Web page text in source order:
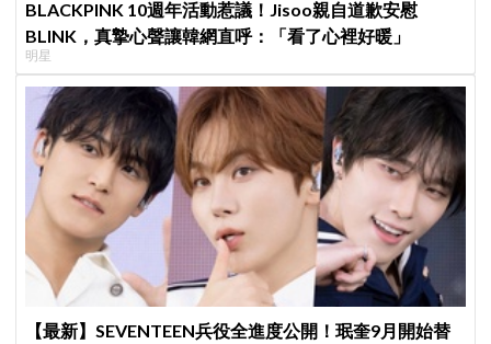
BLACKPINK 10週年活動惹議！Jisoo親自道歉安慰
BLINK，真摯心聲讓韓網直呼：「看了心裡好暖」
明星
【最新】SEVENTEEN兵役全進度公開！珉奎9月開始替